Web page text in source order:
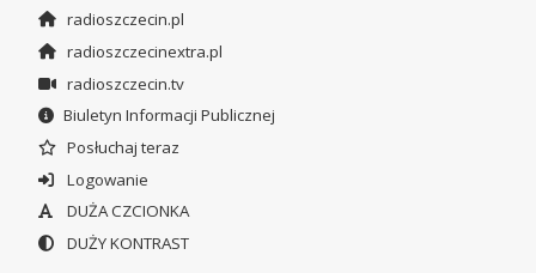
radioszczecin.pl
radioszczecinextra.pl
radioszczecin.tv
Biuletyn Informacji Publicznej
Posłuchaj teraz
Logowanie
DUŻA CZCIONKA
DUŻY KONTRAST